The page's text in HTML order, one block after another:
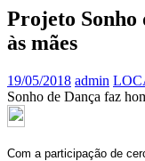
Projeto Sonho
às mães
19/05/2018 admin
Sonho de Dança faz
Com a participação de